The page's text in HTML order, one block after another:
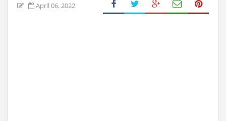
April 06, 2022